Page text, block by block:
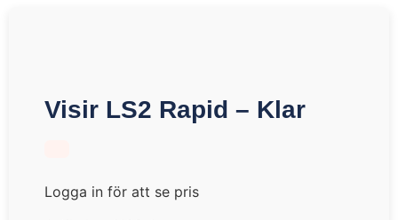
Visir LS2 Rapid – Klar
Logga in för att se pris